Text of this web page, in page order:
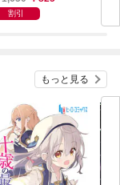
割引
もっと見る